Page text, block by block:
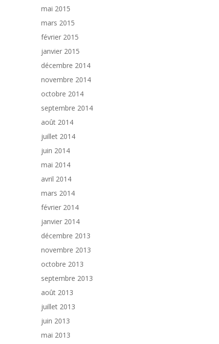
mai 2015
mars 2015
février 2015
janvier 2015
décembre 2014
novembre 2014
octobre 2014
septembre 2014
août 2014
juillet 2014
juin 2014
mai 2014
avril 2014
mars 2014
février 2014
janvier 2014
décembre 2013
novembre 2013
octobre 2013
septembre 2013
août 2013
juillet 2013
juin 2013
mai 2013